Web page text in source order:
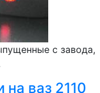
с завода,
ваз 2110